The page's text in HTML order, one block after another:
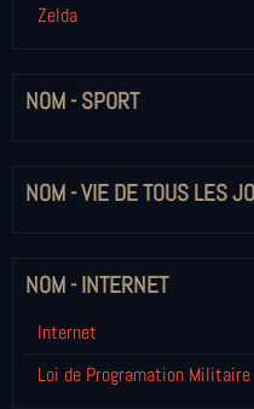
Zelda
NOM - SPORT
NOM - VIE DE TOUS LES
NOM - INTERNET
Internet
Loi de Programation Militaire